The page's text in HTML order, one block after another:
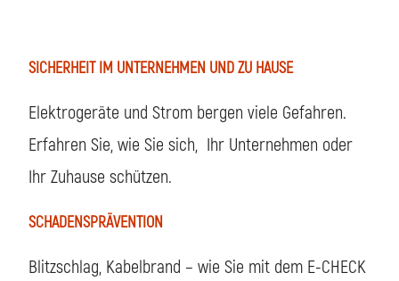
SICHERHEIT IM UNTERNEHMEN UND ZU HAUSE
Elektrogeräte und Strom bergen viele Gefahren.
Erfahren Sie, wie Sie sich, Ihr Unternehmen oder
Ihr Zuhause schützen.
SCHADENSPRÄVENTION
Blitzschlag, Kabelbrand – wie Sie mit dem E-CHECK